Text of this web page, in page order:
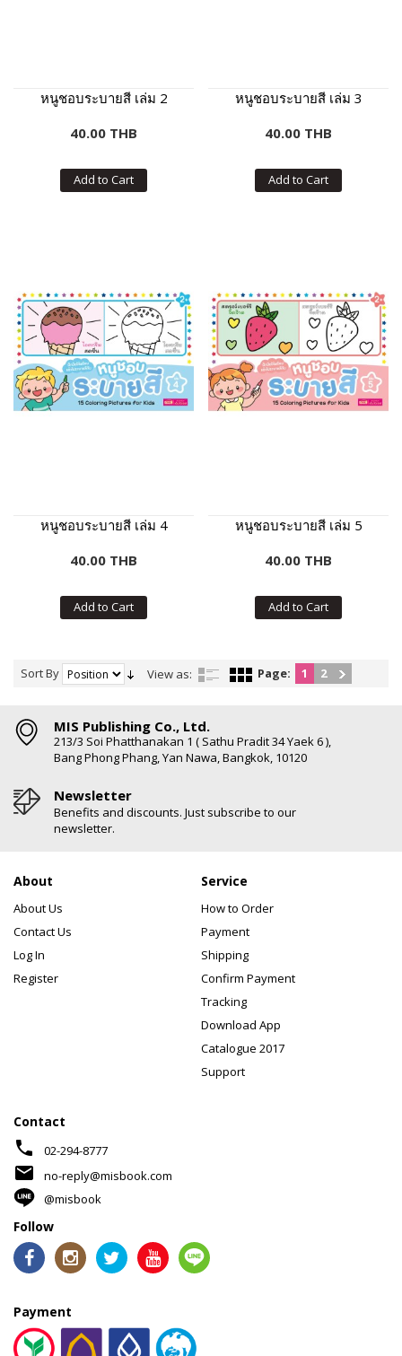
หนูชอบระบายสี เล่ม 2
40.00 THB
Add to Cart
หนูชอบระบายสี เล่ม 3
40.00 THB
Add to Cart
หนูชอบระบายสี เล่ม 4
40.00 THB
Add to Cart
หนูชอบระบายสี เล่ม 5
40.00 THB
Add to Cart
Sort By View as: Page: 1 2
MIS Publishing Co., Ltd.
213/3 Soi Phatthanakan 1 ( Sathu Pradit 34 Yaek 6 ),
Bang Phong Phang, Yan Nawa, Bangkok, 10120
Newsletter
Benefits and discounts. Just subscribe to our
newsletter.
About
About Us
Contact Us
Log In
Register
Service
How to Order
Payment
Shipping
Confirm Payment
Tracking
Download App
Catalogue 2017
Support
Contact
phone 02-294-8777
mail
no-reply@misbook.com
@misbook
Follow
Payment